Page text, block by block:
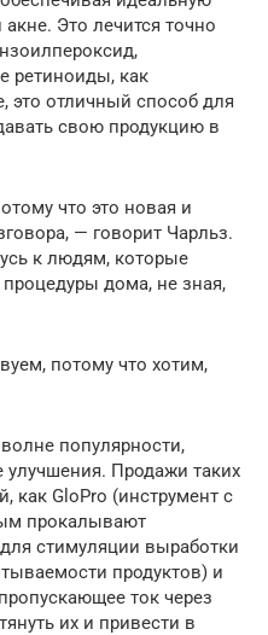
Это лечится точно
ретиноиды, как
это отличный способ для
свою продукцию в
что это новая и
— говорит Чарльз.
к людям, которые
дома, не зная,
потому что хотим,
популярности,
Продажи таких
как GloPro (инструмент с
прокалывают
стимуляции выработки
продуктов) и
ток через
их и привести в